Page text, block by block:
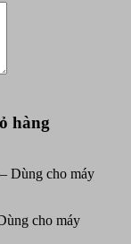
hàng
cho máy